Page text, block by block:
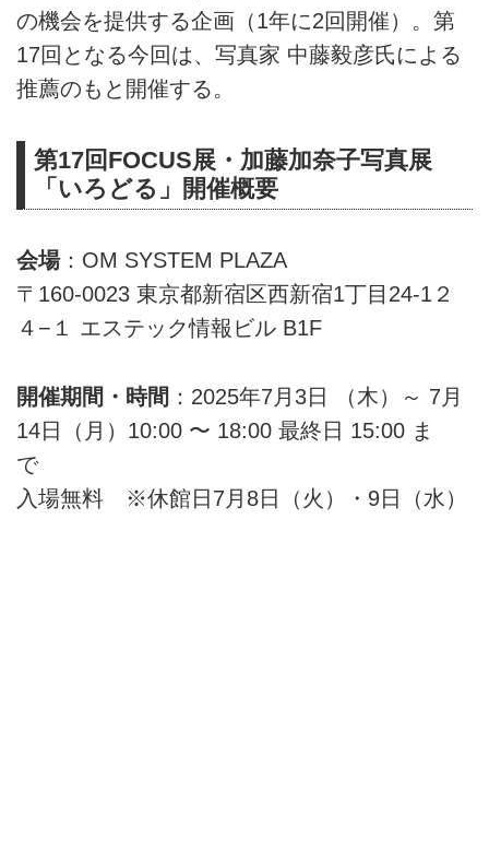
の機会を提供する企画（1年に2回開催）。第
17回となる今回は、写真家 中藤毅彦氏による
推薦のもと開催する。
第17回FOCUS展・加藤加奈子写真展
「いろどる」開催概要
会場：OM SYSTEM PLAZA
〒160-0023 東京都新宿区西新宿1丁目24-1２
４−１ エステック情報ビル B1F
開催期間・時間 ：2025年7月3日 （木）～ 7月
14日（月）10:00 〜 18:00 最終日 15:00 ま
で
入場無料 ※休館日7月8日（火）・9日（水）